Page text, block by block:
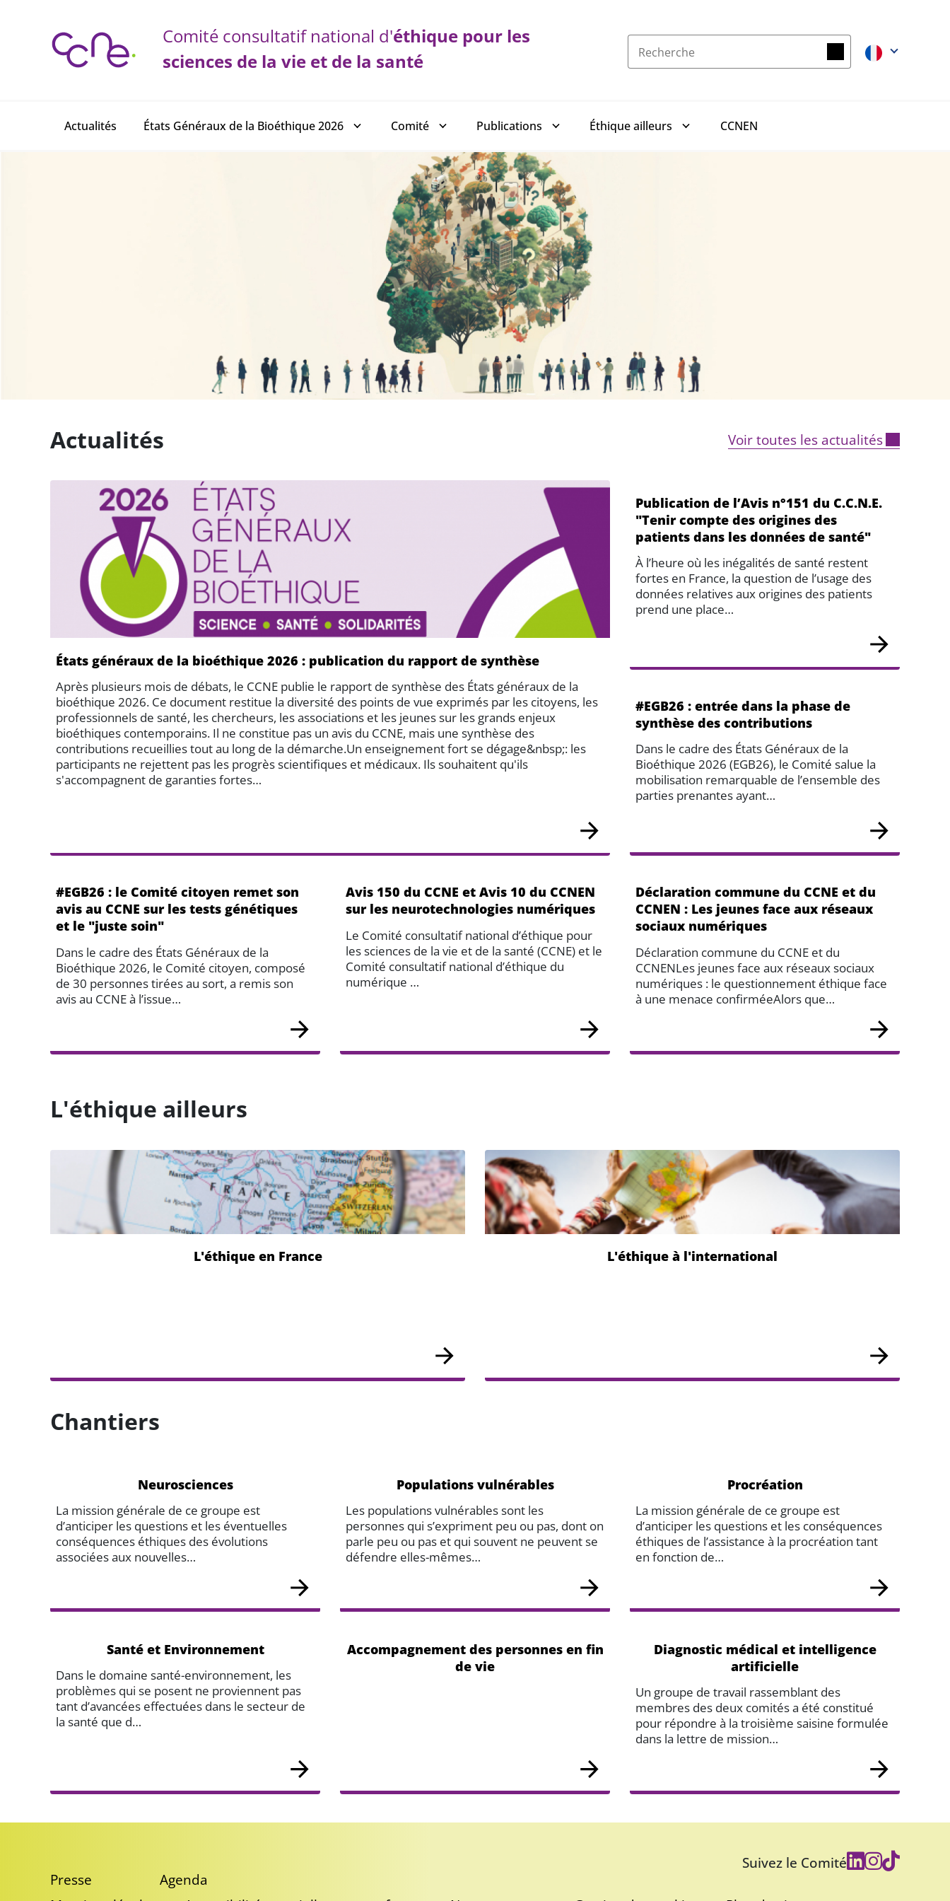
Comité consultatif national d'éthique pour les
sciences de la vie et de la santé
Recherche Recherche
Actualités États Généraux de la Bioéthique 2026 Comité Publications Éthique ailleurs CCNEN
Actualités Voir toutes les actualités
États généraux de la bioéthique 2026 : publication du rapport de synthèse
Après plusieurs mois de débats, le CCNE publie le rapport de synthèse des États généraux de la
bioéthique 2026. Ce document restitue la diversité des points de vue exprimés par les citoyens, les
professionnels de santé, les chercheurs, les associations et les jeunes sur les grands enjeux
bioéthiques contemporains. Il ne constitue pas un avis du CCNE, mais une synthèse des
contributions recueillies tout au long de la démarche.Un enseignement fort se dégage&nbsp;: les
participants ne rejettent pas les progrès scientifiques et médicaux. Ils souhaitent qu'ils
s'accompagnent de garanties fortes…
Publication de l’Avis n°151 du C.C.N.E.
"Tenir compte des origines des
patients dans les données de santé"
À l’heure où les inégalités de santé restent
fortes en France, la question de l’usage des
données relatives aux origines des patients
prend une place…
#EGB26 : entrée dans la phase de
synthèse des contributions
Dans le cadre des États Généraux de la
Bioéthique 2026 (EGB26), le Comité salue la
mobilisation remarquable de l’ensemble des
parties prenantes ayant…
#EGB26 : le Comité citoyen remet son
avis au CCNE sur les tests génétiques
et le "juste soin"
Dans le cadre des États Généraux de la
Bioéthique 2026, le Comité citoyen, composé
de 30 personnes tirées au sort, a remis son
avis au CCNE à l’issue…
Avis 150 du CCNE et Avis 10 du CCNEN
sur les neurotechnologies numériques
Le Comité consultatif national d’éthique pour
les sciences de la vie et de la santé (CCNE) et le
Comité consultatif national d’éthique du
numérique …
Déclaration commune du CCNE et du
CCNEN : Les jeunes face aux réseaux
sociaux numériques
Déclaration commune du CCNE et du
CCNENLes jeunes face aux réseaux sociaux
numériques : le questionnement éthique face
à une menace confirméeAlors que…
L'éthique ailleurs
L'éthique en France L'éthique à l'international
Chantiers
Neurosciences
La mission générale de ce groupe est
d’anticiper les questions et les éventuelles
conséquences éthiques des évolutions
associées aux nouvelles…
Populations vulnérables
Les populations vulnérables sont les
personnes qui s’expriment peu ou pas, dont on
parle peu ou pas et qui souvent ne peuvent se
défendre elles-mêmes…
Procréation
La mission générale de ce groupe est
d’anticiper les questions et les conséquences
éthiques de l’assistance à la procréation tant
en fonction de…
Santé et Environnement
Dans le domaine santé-environnement, les
problèmes qui se posent ne proviennent pas
tant d’avancées effectuées dans le secteur de
la santé que d…
Accompagnement des personnes en fin
de vie
Diagnostic médical et intelligence
artificielle
Un groupe de travail rassemblant des
membres des deux comités a été constitué
pour répondre à la troisième saisine formulée
dans la lettre de mission…
Presse Agenda
Suivez le Comité